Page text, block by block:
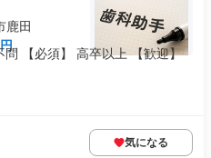
鹿田
【必須】 高卒以上 【歓迎】
気になる